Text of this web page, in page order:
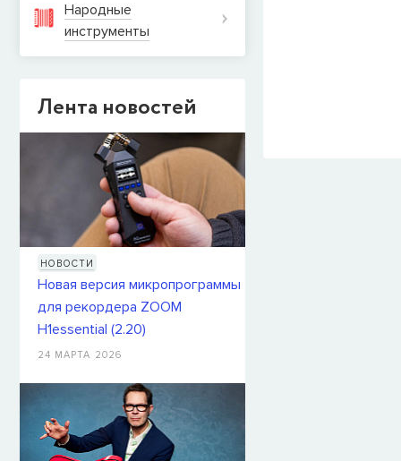
Народные
инструменты
Лента новостей
НОВОСТИ
Новая версия микропрограммы
для рекордера ZOOM
H1essential (2.20)
24 МАРТА 2026